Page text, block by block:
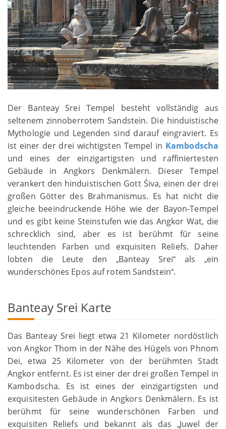
Der Banteay Srei Tempel besteht vollständig aus
seltenem zinnoberrotem Sandstein. Die hinduistische
Mythologie und Legenden sind darauf eingraviert. Es
ist einer der drei wichtigsten Tempel in Kambodscha
und eines der einzigartigsten und raffiniertesten
Gebäude in Angkors Denkmälern. Dieser Tempel
verankert den hinduistischen Gott Śiva, einen der drei
großen Götter des Brahmanismus. Es hat nicht die
gleiche beeindruckende Höhe wie der Bayon-Tempel
und es gibt keine Steinstufen wie das Angkor Wat, die
schrecklich sind, aber es ist berühmt für seine
leuchtenden Farben und exquisiten Reliefs. Daher
lobten die Leute den
„Banteay Srei“ als „ein
wunderschönes Epos auf rotem Sandstein“.
Banteay Srei Karte
Das Banteay Srei liegt etwa 21 Kilometer nordöstlich
von Angkor Thom in der Nähe des Hügels von Phnom
Dei, etwa 25 Kilometer von der berühmten Stadt
Angkor entfernt. Es ist einer der drei großen Tempel in
Kambodscha. Es ist eines der einzigartigsten und
exquisitesten Gebäude in Angkors Denkmälern. Es ist
berühmt für seine wunderschönen Farben und
exquisiten Reliefs und bekannt als das„Juwel der